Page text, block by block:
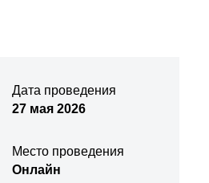
Дата проведения
27 мая 2026
Место проведения
Онлайн